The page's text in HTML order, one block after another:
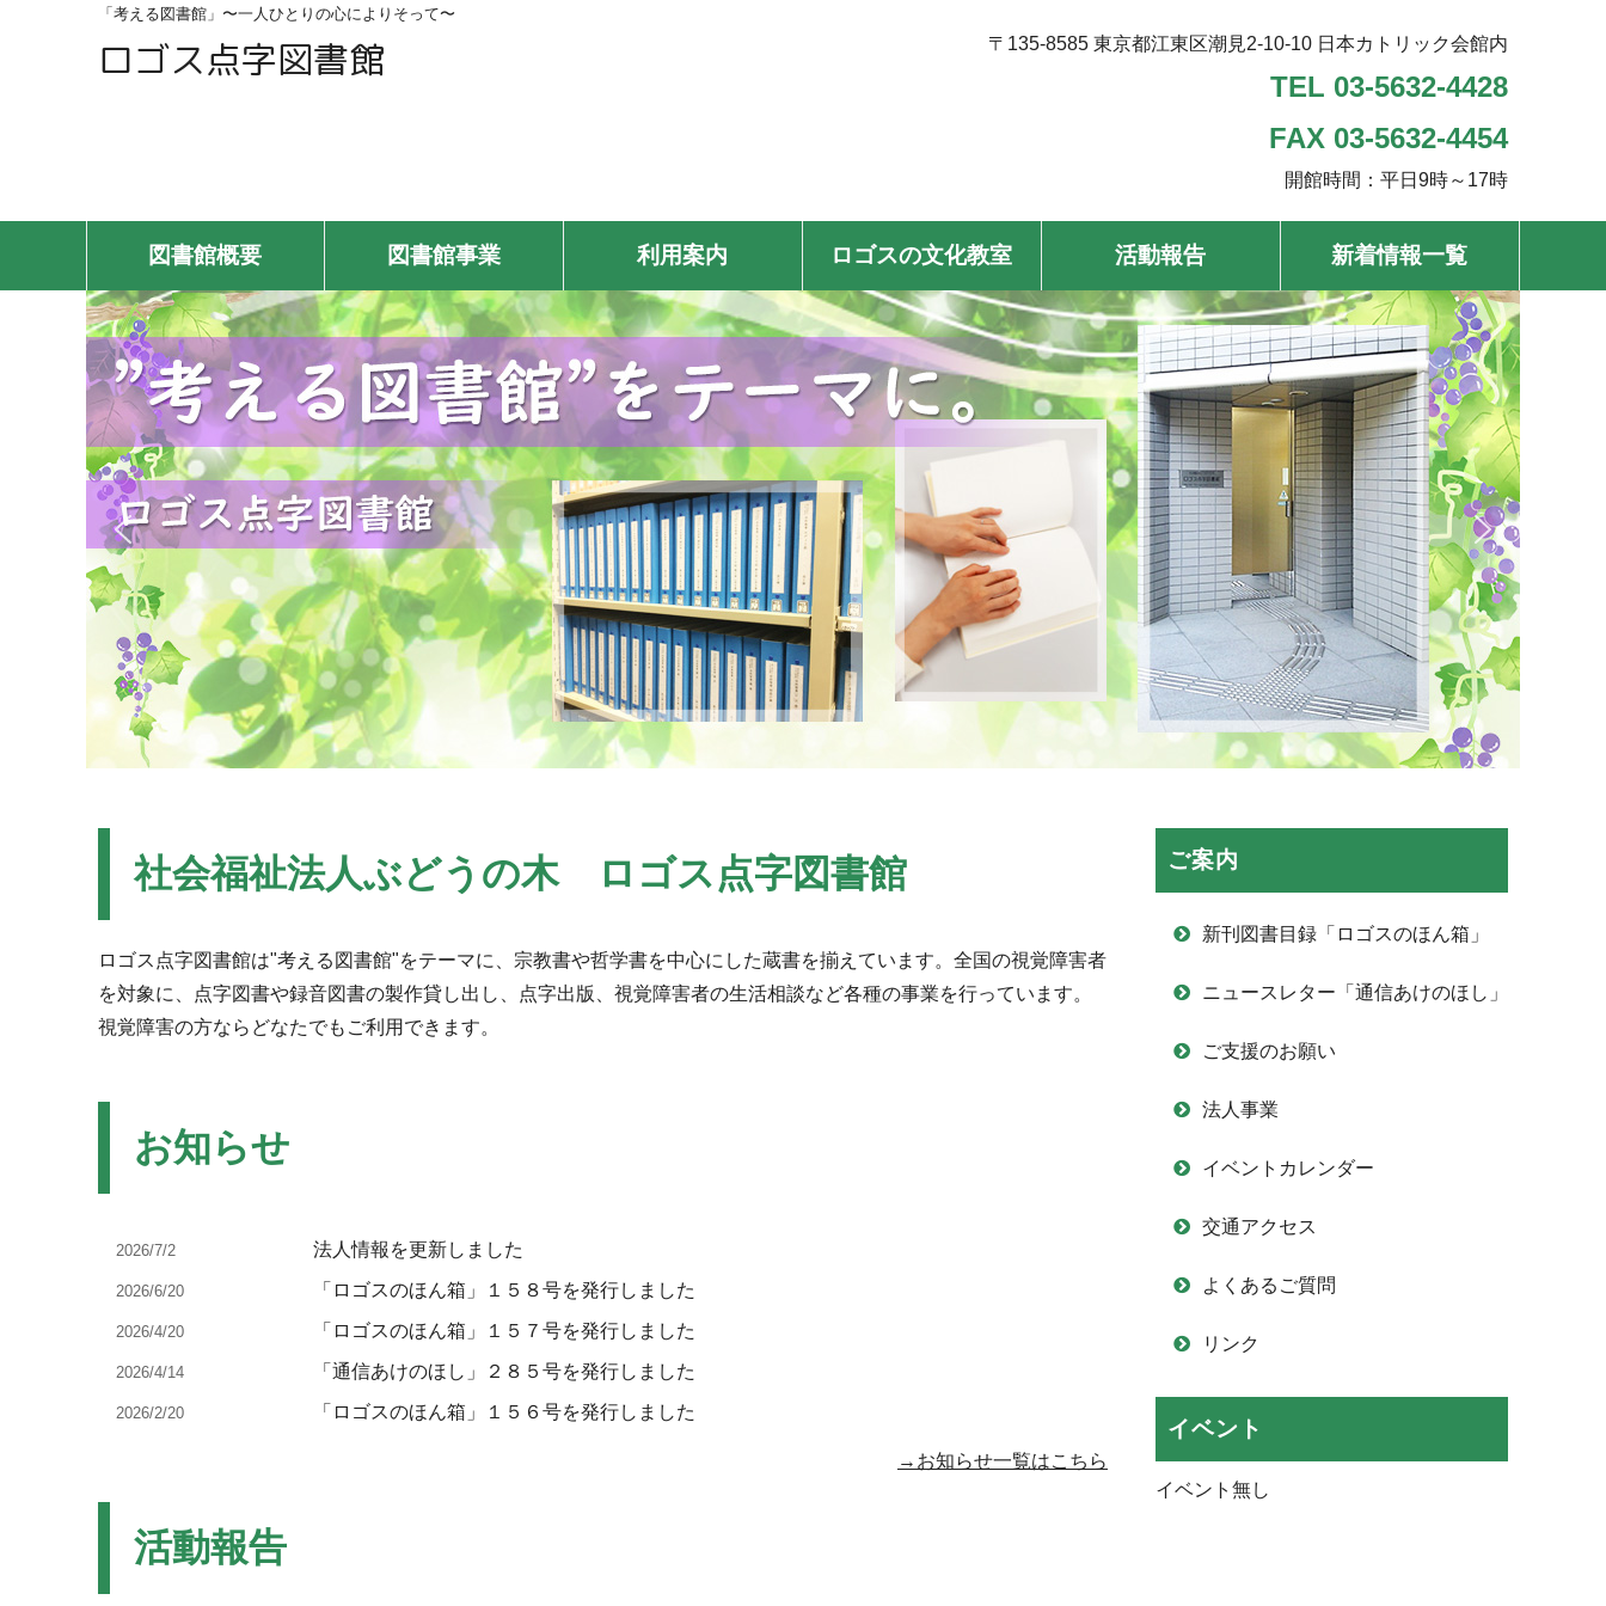
「考える図書館」〜一人ひとりの心によりそって〜
ロゴス点字図書館 〒135-8585 東京都江東区潮見2-10-10 日本カトリック会館内
TEL 03-5632-4428
FAX 03-5632-4454
開館時間：平日9時～17時
図書館概要 図書館事業 利用案内 ロゴスの文化教室 活動報告 新着情報一覧
社会福祉法人ぶどうの木 ロゴス点字図書館
ロゴス点字図書館は"考える図書館"をテーマに、宗教書や哲学書を中心にした蔵書を揃えています。全国の視覚障害者
を対象に、点字図書や録音図書の製作貸し出し、点字出版、視覚障害者の生活相談など各種の事業を行っています。
視覚障害の方ならどなたでもご利用できます。
お知らせ
2026/7/2 法人情報を更新しました
2026/6/20 「ロゴスのほん箱」１５８号を発行しました
2026/4/20 「ロゴスのほん箱」１５７号を発行しました
2026/4/14 「通信あけのほし」２８５号を発行しました
2026/2/20 「ロゴスのほん箱」１５６号を発行しました
→お知らせ一覧はこちら
活動報告
ご案内
新刊図書目録「ロゴスのほん箱」
ニュースレター「通信あけのほし」
ご支援のお願い
法人事業
イベントカレンダー
交通アクセス
よくあるご質問
リンク
イベント
イベント無し